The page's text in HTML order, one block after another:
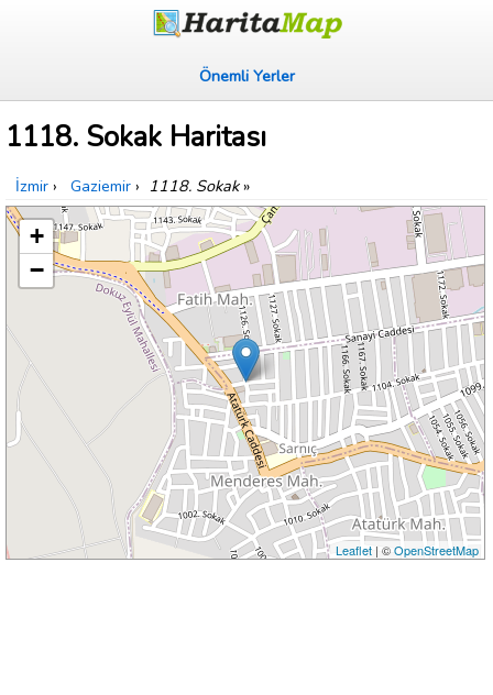
Önemli Yerler
1118. Sokak Haritası
İzmir › Gaziemir › 1118. Sokak»
+
−
Leaflet| ©OpenStreetMap